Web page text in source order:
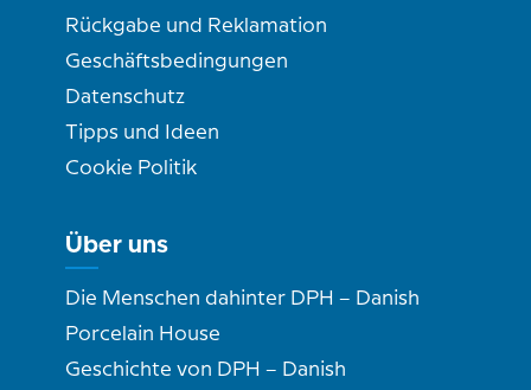
Rückgabe und Reklamation
Geschäftsbedingungen
Datenschutz
Tipps und Ideen
Cookie Politik
Über uns
Die Menschen dahinter DPH – Danish
Porcelain House
Geschichte von DPH – Danish